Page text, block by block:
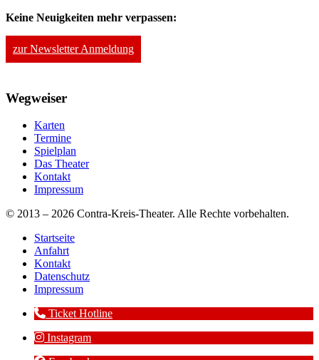
Keine Neuigkeiten mehr verpassen:
zur Newsletter Anmeldung
Wegweiser
Karten
Termine
Spielplan
Das Theater
Kontakt
Impressum
© 2013 – 2026 Contra-Kreis-Theater. Alle Rechte vorbehalten.
Startseite
Anfahrt
Kontakt
Datenschutz
Impressum
Ticket Hotline
Instagram